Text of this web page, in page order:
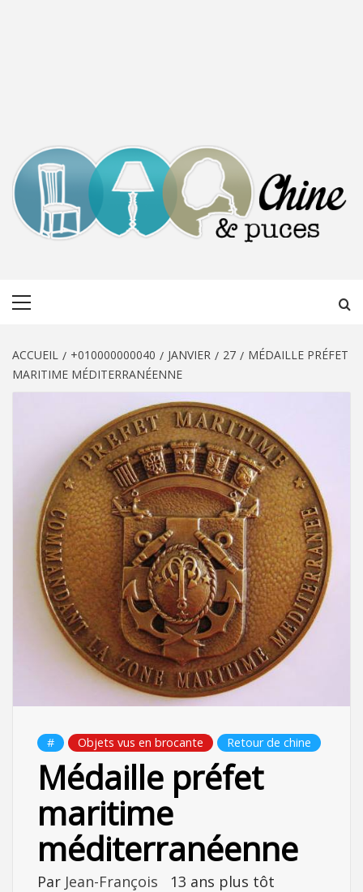
ACCUEIL +010000000040 JANVIER 27
MÉDAILLE PRÉFET
MARITIME MÉDITERRANÉENNE
# Objets vus en brocante Retour de chine
Médaille préfet
maritime
méditerranéenne
Par Jean-François 13 ans plus tôt